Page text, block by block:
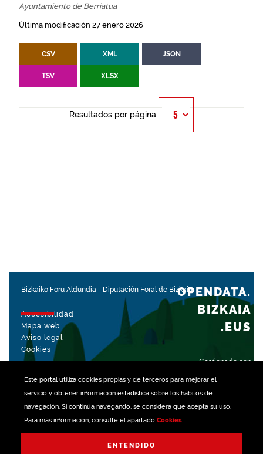
Este portal utiliza cookiespropias y de terceros para mejorar el
servicio y obtener información estadística sobre los hábitos de
navegación. Si continúa navegando, se considera que acepta su uso.
Para más información, consulte el apartado Cookies.
ENTENDIDO
Ayuntamiento de Berriatua
Última modificación 27 enero 2026
CSV XML JSON
TSV XLSX
Resultados por página
Bizkaiko Foru Aldundia - Diputación Foral de Bizkaia
Accesibilidad
Mapa web
Aviso legal
Cookies
Gestionado con
OPENDATA.
BIZKAIA
.EUS